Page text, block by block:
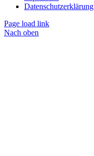
Datenschutzerklärung
Page load link
Nach oben